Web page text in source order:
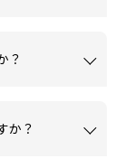
？
か？